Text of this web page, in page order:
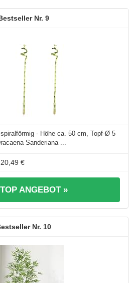
9
- Höhe ca. 50 cm, Topf-Ø 5
Sanderiana ...
20,49 €
ANGEBOT »
10